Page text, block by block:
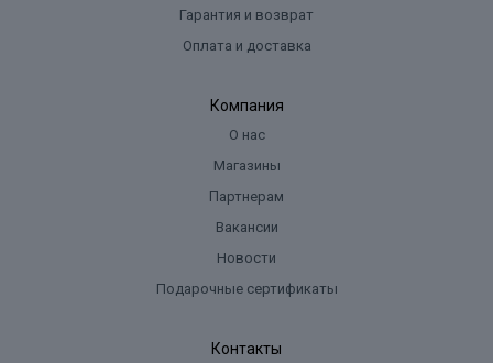
Гарантия и возврат
Оплата и доставка
Компания
О нас
Магазины
Партнерам
Вакансии
Новости
Подарочные сертификаты
Контакты